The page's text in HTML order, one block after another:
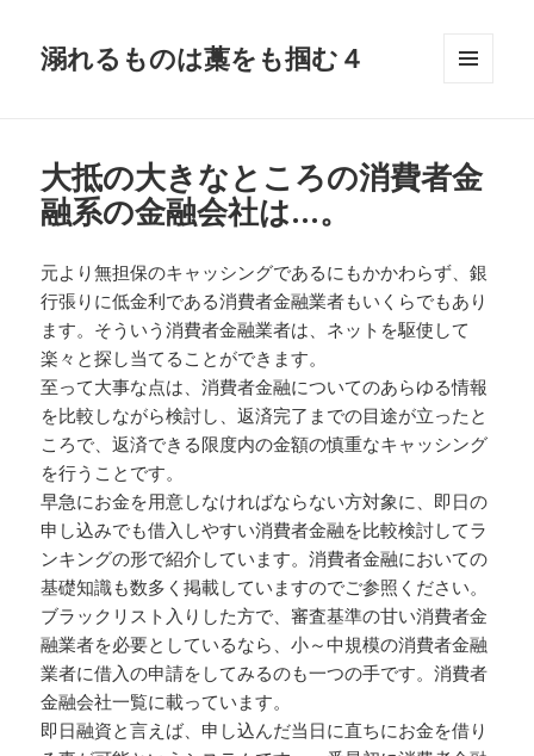
溺れるものは藁をも掴む４
ット
大抵の大きなところの消費者金
融系の金融会社は…。
元より無担保のキャッシングであるにもかかわらず、銀
行張りに低金利である消費者金融業者もいくらでもあり
ます。そういう消費者金融業者は、ネットを駆使して
楽々と探し当てることができます。
至って大事な点は、消費者金融についてのあらゆる情報
を比較しながら検討し、返済完了までの目途が立ったと
ころで、返済できる限度内の金額の慎重なキャッシング
を行うことです。
早急にお金を用意しなければならない方対象に、即日の
申し込みでも借入しやすい消費者金融を比較検討してラ
ンキングの形で紹介しています。消費者金融においての
基礎知識も数多く掲載していますのでご参照ください。
ブラックリスト入りした方で、審査基準の甘い消費者金
融業者を必要としているなら、小～中規模の消費者金融
業者に借入の申請をしてみるのも一つの手です。消費者
金融会社一覧に載っています。
即日融資と言えば、申し込んだ当日に直ちにお金を借り